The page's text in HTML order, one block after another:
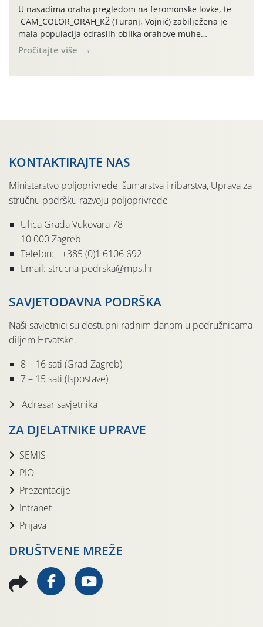
U nasadima oraha pregledom na feromonske lovke, te
CAM_COLOR_ORAH_KŽ (Turanj, Vojnić) zabilježena je
mala populacija odraslih oblika orahove muhe
(Rhagoletis completa). Niska brojnost može se objasniti
činjenicom da je riječ o mladim nasadima s vrlo malim
Pročitajte više
KONTAKTIRAJTE NAS
Ministarstvo poljoprivrede, šumarstva i ribarstva, Uprava za
stručnu podršku razvoju poljoprivrede
Ulica Grada Vukovara 78
10 000 Zagreb
Telefon: ++385 (0)1 6106 692
Email: strucna-podrska@mps.hr
SAVJETODAVNA PODRŠKA
Naši savjetnici su dostupni radnim danom u podružnicama
diljem Hrvatske.
8 – 16 sati (Grad Zagreb)
7 – 15 sati (Ispostave)
Adresar savjetnika
ZA DJELATNIKE UPRAVE
SEMIS
PIO
Prezentacije
Intranet
Prijava
DRUŠTVENE MREŽE